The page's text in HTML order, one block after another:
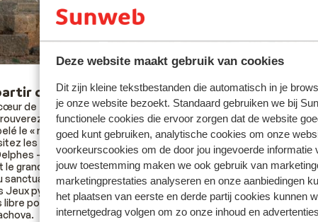
Deze website maakt gebruik van cookies
Dit zijn kleine tekstbestanden die automatisch in je
je onze website bezoekt. Standaard gebruiken we bij
functionele cookies die ervoor zorgen dat de website
goed kunt gebruiken, analytische cookies om onze
voorkeurscookies om de door jou ingevoerde informatie
jouw toestemming maken we ook gebruik van
marketingprestaties analyseren en onze aanbiedingen
het plaatsen van eerste en derde partij cookies kunnen
internetgedrag volgen om zo onze inhoud en
de 64 €
de
le site
le « nombril
les ruines
-
le grand stade
sanctuaire. Ce
Jeux pythiques.
pour